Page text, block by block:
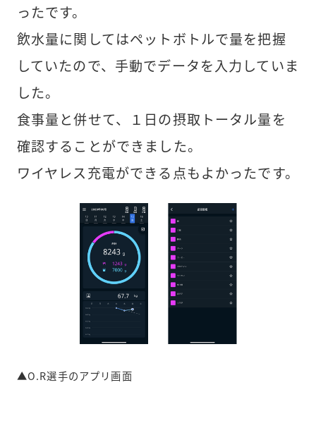
ったです。
飲水量に関してはペットボトルで量を把握
していたので、手動でデータを入力していま
した。
食事量と併せて、１日の摂取トータル量を
確認することができました。
ワイヤレス充電ができる点もよかったです。
▲O.R選手のアプリ画面